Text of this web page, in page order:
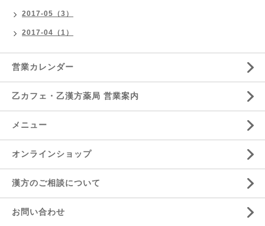
2017-05（3）
2017-04（1）
営業カレンダー
乙カフェ・乙漢方薬局 営業案内
メニュー
オンラインショップ
漢方のご相談について
お問い合わせ